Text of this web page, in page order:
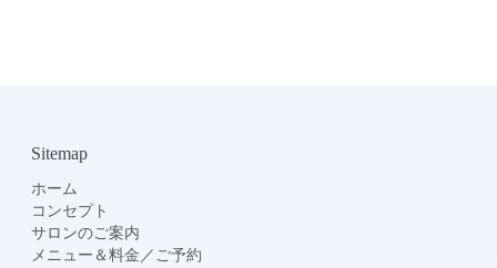
Sitemap
ホーム
コンセプト
サロンのご案内
メニュー＆料金 ／ ご予約